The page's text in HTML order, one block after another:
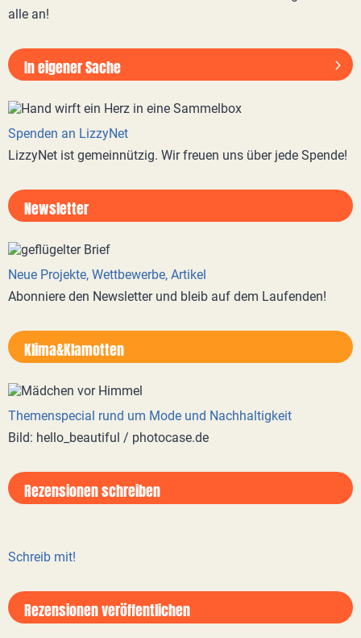
alle an!
In eigener Sache
Spenden an LizzyNet
LizzyNet ist gemeinnützig. Wir freuen uns über jede Spende!
Newsletter
Neue Projekte, Wettbewerbe, Artikel
Abonniere den Newsletter und bleib auf dem Laufenden!
Klima&Klamotten
Themenspecial rund um Mode und Nachhaltigkeit
Bild: hello_beautiful / photocase.de
Rezensionen schreiben
Schreib mit!
Rezensionen veröffentlichen